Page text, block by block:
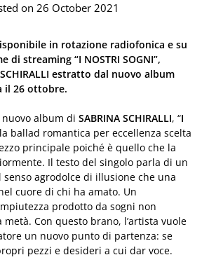
on 26 October 2021
in rotazione radiofonica e su
streaming “I NOSTRI SOGNI”,
estratto dal nuovo album
il 26 ottobre.
album di SABRINA SCHIRALLI, “I
ballad romantica per eccellenza scelta
principale poiché è quello che la
Il testo del singolo parla di un
agrodolce di illusione che una
cuore di chi ha amato. Un
prodotto da sogni non
Con questo brano, l’artista vuole
un nuovo punto di partenza: se
pezzi e desideri a cui dar voce.